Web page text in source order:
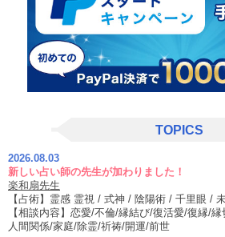
TOPICS
2026.08.03
新しい占い師の先生が加わりました！
楽和扇先生
【占術】霊感 霊視 / 式神 / 陰陽術 / 千里眼 /
【相談内容】恋愛/不倫/縁結び/復活愛/復縁/
人間関係/家庭/除霊/祈祷/開運/前世